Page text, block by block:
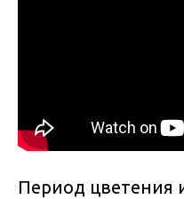
Период цветения